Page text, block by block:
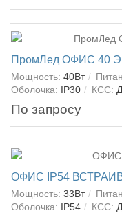
ПромЛед ОФИС 40
Мощность: 40Вт
Оболочка: IP30 КСС:
По запросу
ОФИС IP54
Мощность: 33Вт
Оболочка: IP54 КСС: